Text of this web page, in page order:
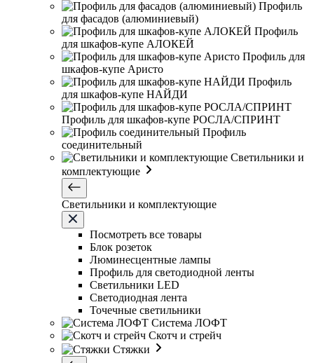
Профиль
для фасадов (алюминиевый)
Профиль
для шкафов-купе АЛОКЕЙ
Профиль для
шкафов-купе Аристо
Профиль
для шкафов-купе НАЙДИ
Профиль для шкафов-купе РОСЛА/СПРИНТ
Профиль
соединительный
Светильники и
комплектующие
Светильники и комплектующие
Посмотреть все товары
Блок розеток
Люминесцентные лампы
Профиль для светодиодной ленты
Светильники LED
Светодиодная лента
Точечные светильники
Система ЛОФТ
Скотч и стрейч
Стяжки